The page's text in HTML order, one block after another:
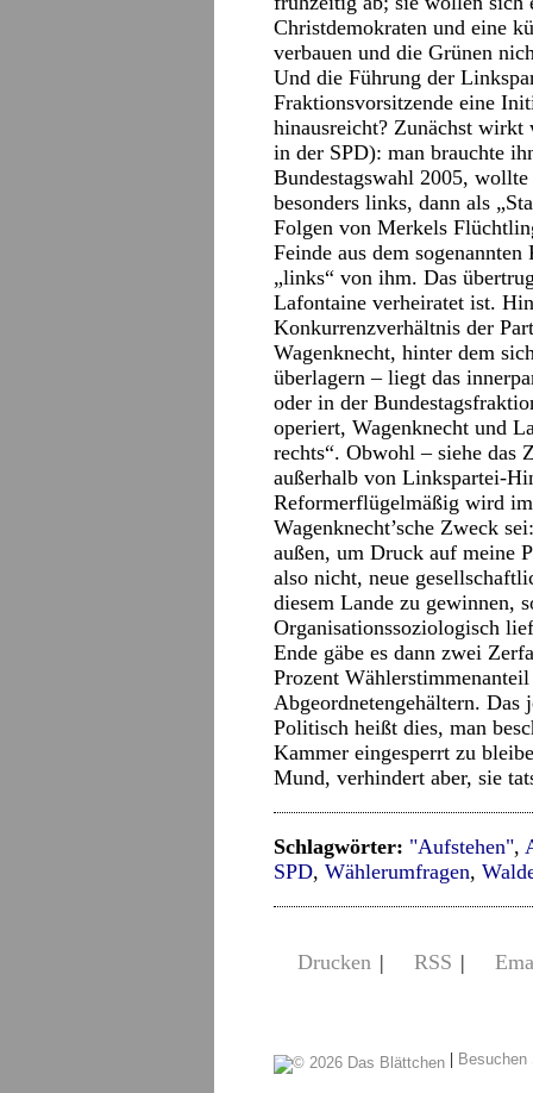
Christdemokraten und eine
verbauen und die Grünen
Und die Führung der
Fraktionsvorsitzende eine
hinausreicht? Zunächst
in der SPD): man brauchte
Bundestagswahl 2005,
besonders links, dann als
Folgen von Merkels
Feinde aus dem
„links“ von ihm. Das
Lafontaine verheiratet ist.
Konkurrenzverhältnis der
Wagenknecht, hinter dem
überlagern – liegt das
oder in der
operiert, Wagenknecht und
rechts“. Obwohl – siehe das
außerhalb von Linkspartei-
Reformerflügelmäßig wird
Wagenknecht’sche Zweck
außen, um Druck auf meine
also nicht, neue
diesem Lande zu gewinnen,
Organisationssoziologisch
Ende gäbe es dann zwei
Prozent
Abgeordnetengehältern. Das
Politisch heißt dies, man
Kammer eingesperrt zu
Mund, verhindert aber, sie
Schlagwörter: "Aufstehen",
SPD, Wählerumfragen,
Drucken | RSS |
|